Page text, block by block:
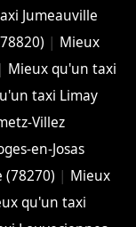
Jumeauville
| Mieux
| Mieux qu'un taxi
taxi Limay
Villez
en-Josas
(78270) | Mieux
qu'un taxi